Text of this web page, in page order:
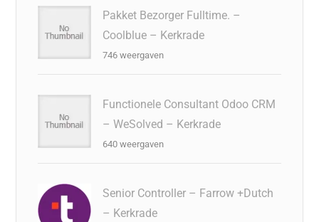
Pakket Bezorger Fulltime. –
Coolblue – Kerkrade
746 weergaven
Functionele Consultant Odoo CRM
– WeSolved – Kerkrade
640 weergaven
Senior Controller – Farrow +Dutch
– Kerkrade